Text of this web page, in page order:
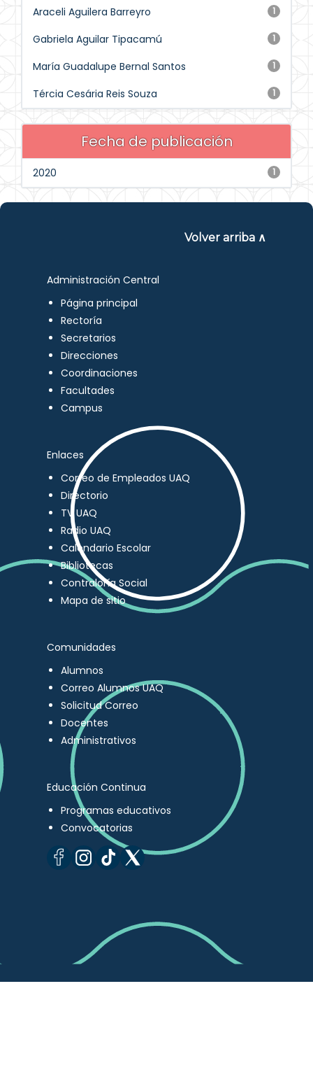
1
Araceli Aguilera Barreyro
1
Gabriela Aguilar Tipacamú
1
María Guadalupe Bernal Santos
1
Tércia Cesária Reis Souza
Fecha de publicación
1
2020
Volver arriba ∧
Administración Central
Página principal
Rectoría
Secretarios
Direcciones
Coordinaciones
Facultades
Campus
Enlaces
Correo de Empleados UAQ
Directorio
TV UAQ
Radio UAQ
Calendario Escolar
Bibliotecas
Contraloría Social
Mapa de sitio
Comunidades
Alumnos
Correo Alumnos UAQ
Solicitud Correo
Docentes
Administrativos
Educación Continua
Programas educativos
Convocatorias